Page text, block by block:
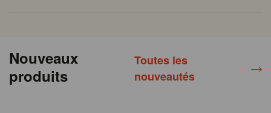
Nouveaux
produits
Toutes les
nouveautés